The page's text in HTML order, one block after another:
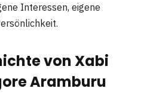
Interessen, eigene
von Xabi
Aramburu